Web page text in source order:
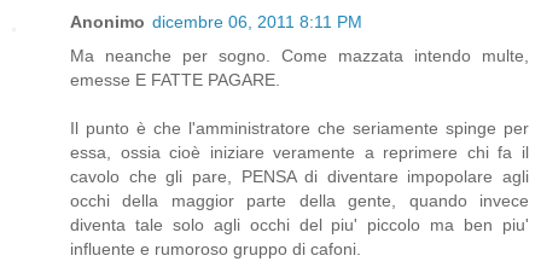
Anonimo dicembre 06, 2011 8:11 PM
Ma neanche per sogno. Come mazzata intendo multe,
emesse E FATTE PAGARE.
Il punto è che l'amministratore che seriamente spinge per
essa, ossia cioè iniziare veramente a reprimere chi fa il
cavolo che gli pare, PENSA di diventare impopolare agli
occhi della maggior parte della gente, quando invece
diventa tale solo agli occhi del piu' piccolo ma ben piu'
influente e rumoroso gruppo di cafoni.